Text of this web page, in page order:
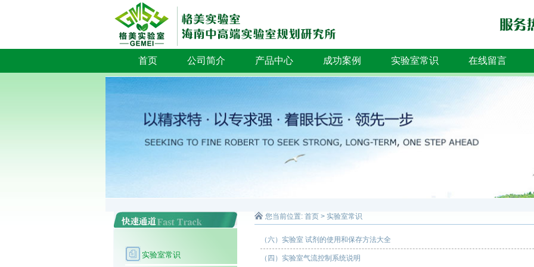
首页 公司简介 产品中心 成功案例 实验室常识 在线留言
实验室常识
您当前位置: 首页 > 实验室常识
（六）实验室 试剂的使用和保存方法大全
（四）实验室气流控制系统说明